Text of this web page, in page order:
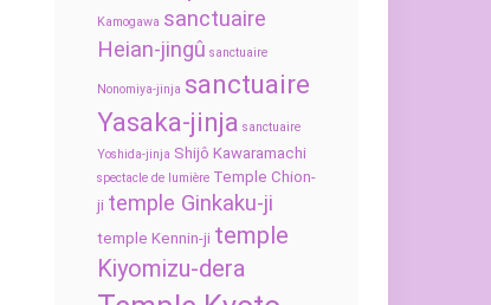
Kamogawa sanctuaire
Heian-jingû sanctuaire
Nonomiya-jinja sanctuaire
Yasaka-jinja sanctuaire
Yoshida-jinja Shijô Kawaramachi
spectacle de lumière Temple Chion-
ji temple Ginkaku-ji
temple Kennin-ji temple
Kiyomizu-dera